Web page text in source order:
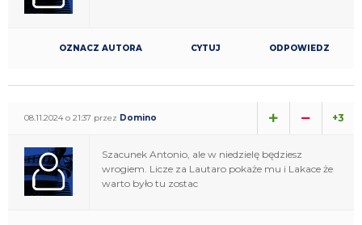
OZNACZ AUTORA CYTUJ ODPOWIEDZ
08.11.2024 o 21:37 przez Domino +3
Szacunek Antonio, ale w niedzielę będziesz
wrogiem. Licze za Lautaro pokaże mu i Lakace że
warto było tu zostac